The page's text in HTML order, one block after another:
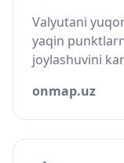
Valyutani
yaqin
joylashuvini
onmap.uz